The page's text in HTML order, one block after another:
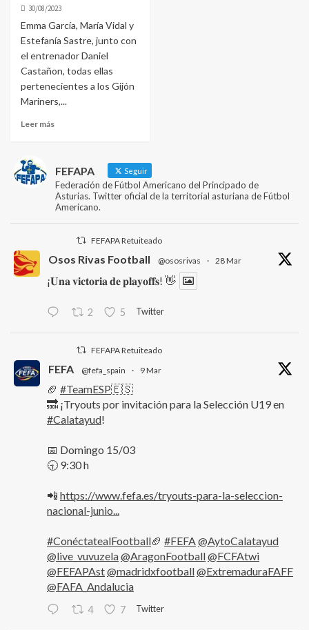
30/08/2023
Emma García, María Vidal y
Estefanía Sastre, junto con
el entrenador Daniel
Castañon, todas ellas
pertenecientes a los Gijón
Mariners,...
Leer más
FEFAPA Seguir
Federación de Fútbol Americano del Principado de
Asturias. Twitter oficial de la territorial asturiana de Fútbol
Americano.
FEFAPA Retuiteado
Osos Rivas Football @ososrivas · 28 Mar
¡𝐔𝐧𝐚 𝐯𝐢𝐜𝐭𝐨𝐫𝐢𝐚 𝐝𝐞 𝐩𝐥𝐚𝐲𝐨𝐟𝐟𝐬! 👋
2 5 Twitter
FEFAPA Retuiteado
FEFA @fefa_spain · 9 Mar
🏈 #TeamESP🇪🇸
🔜 ¡Tryouts por invitación para la Selección U19 en
#Calatayud!
📅 Domingo 15/03
🕤 9:30 h
📲 https://www.fefa.es/tryouts-para-la-seleccion-
nacional-junio...
#ConéctatealFootball🏈 #FEFA@AytoCalatayud
@live_vuvuzela@AragonFootball@FCFAtwi
@FEFAPAst@madridxfootball@ExtremaduraFAFF
@FAFA_Andalucia
4 7 Twitter